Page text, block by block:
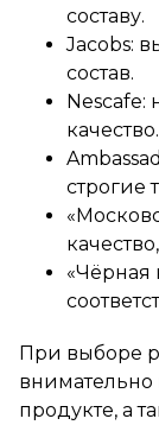
составу.
Jacobs:
состав.
качество.
строгие
«Чёрная
При выборе
внимательно
продукте, а